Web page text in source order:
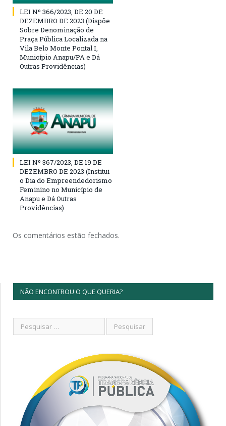
LEI Nº 366/2023, DE 20 DE
DEZEMBRO DE 2023 (Dispõe
Sobre Denominação de
Praça Pública Localizada na
Vila Belo Monte Pontal I,
Município Anapu/PA e Dá
Outras Providências)
LEI Nº 367/2023, DE 19 DE
DEZEMBRO DE 2023 (Institui
o Dia do Empreendedorismo
Feminino no Município de
Anapu e Dá Outras
Providências)
Os comentários estão fechados.
NÃO ENCONTROU O QUE QUERIA?